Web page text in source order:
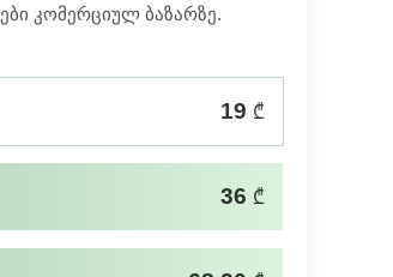
კომერციულ ბაზარზე.
19 ₾
36 ₾